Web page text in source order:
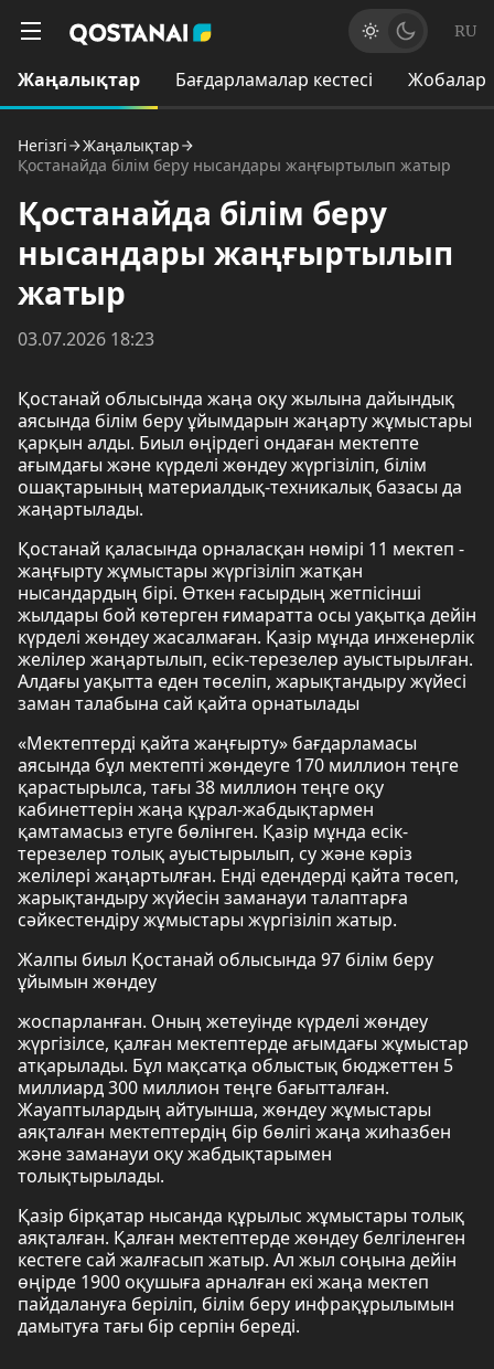
RU
Жаңалықтар Бағдарламалар кестесі Жобалар
Негізгі
Жаңалықтар
Қостанайда білім беру нысандары жаңғыртылып жатыр
Қостанайда білім беру
нысандары жаңғыртылып
жатыр
03.07.2026 18:23
Қостанай облысында жаңа оқу жылына дайындық
аясында білім беру ұйымдарын жаңарту жұмыстары
қарқын алды. Биыл өңірдегі ондаған мектепте
ағымдағы және күрделі жөндеу жүргізіліп, білім
ошақтарының материалдық-техникалық базасы да
жаңартылады.
Қостанай қаласында орналасқан нөмірі 11 мектеп -
жаңғырту жұмыстары жүргізіліп жатқан
нысандардың бірі. Өткен ғасырдың жетпісінші
жылдары бой көтерген ғимаратта осы уақытқа дейін
күрделі жөндеу жасалмаған. Қазір мұнда инженерлік
желілер жаңартылып, есік-терезелер ауыстырылған.
Алдағы уақытта еден төселіп, жарықтандыру жүйесі
заман талабына сай қайта орнатылады
«Мектептерді қайта жаңғырту» бағдарламасы
аясында бұл мектепті жөндеуге 170 миллион теңге
қарастырылса, тағы 38 миллион теңге оқу
кабинеттерін жаңа құрал-жабдықтармен
қамтамасыз етуге бөлінген. Қазір мұнда есік-
терезелер толық ауыстырылып, су және кәріз
желілері жаңартылған. Енді едендерді қайта төсеп,
жарықтандыру жүйесін заманауи талаптарға
сәйкестендіру жұмыстары жүргізіліп жатыр.
Жалпы биыл Қостанай облысында 97 білім беру
ұйымын жөндеу
жоспарланған. Оның жетеуінде күрделі жөндеу
жүргізілсе, қалған мектептерде ағымдағы жұмыстар
атқарылады. Бұл мақсатқа облыстық бюджеттен 5
миллиард 300 миллион теңге бағытталған.
Жауаптылардың айтуынша, жөндеу жұмыстары
аяқталған мектептердің бір бөлігі жаңа жиһазбен
және заманауи оқу жабдықтарымен
толықтырылады.
Қазір бірқатар нысанда құрылыс жұмыстары толық
аяқталған. Қалған мектептерде жөндеу белгіленген
кестеге сай жалғасып жатыр. Ал жыл соңына дейін
өңірде 1900 оқушыға арналған екі жаңа мектеп
пайдалануға беріліп, білім беру инфрақұрылымын
дамытуға тағы бір серпін береді.